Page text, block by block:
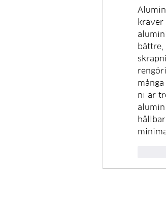
ni är